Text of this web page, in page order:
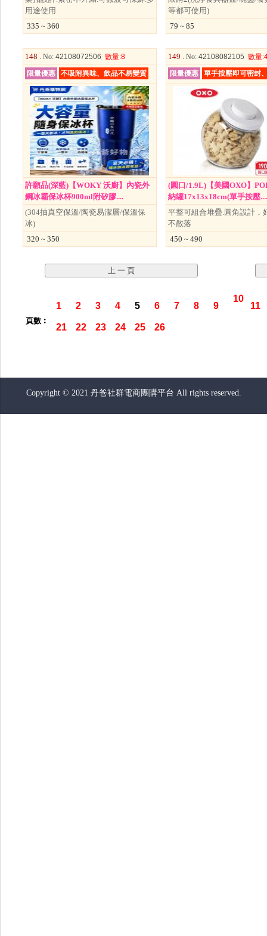
用途使用
335 ~ 360
等都可使用)
79 ~ 85
148 . No: 42108072506 數量:8
限量優惠
不吸附異味、飲品不易變質
許願品(深藍)【WOKY 沃廚】內瓷外
鋼冰霸保冰杯900ml附矽膠....
(304抽真空保溫/陶瓷易潔層/保溫保
冰)
320 ~ 350
149 . No: 42108082105 數量
限量優惠
單手按壓即可密封
(圓口/1.9L)【美國OXO】
納罐17x13x18cm(單手按壓....
平整可組合堆疊.圓角設計，
不散落
450 ~ 490
頁數︰
1 2 3 4 5 6 7 8 9
10
11
21 22 23 24 25 26
Copyright © 2021 丹爸社群電商團購平台 All rights reserved.